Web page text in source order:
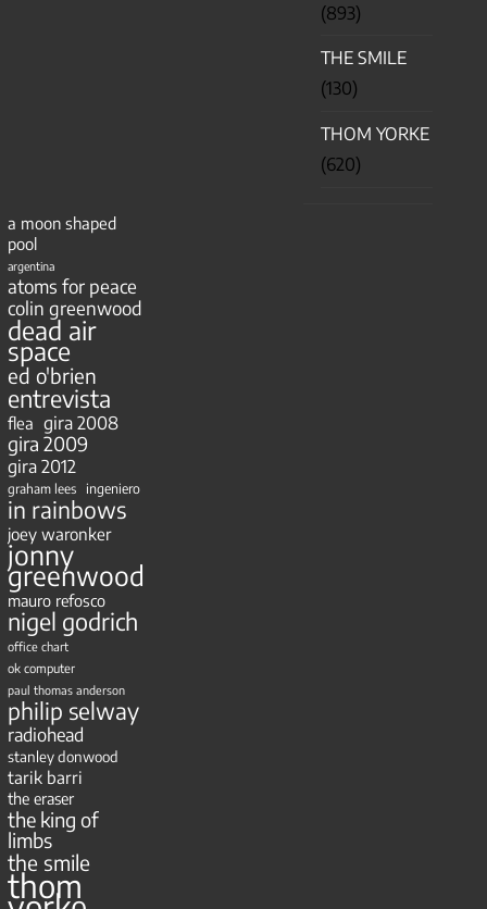
(893)
THE SMILE
(130)
THOM YORKE
(620)
a moon shaped
pool
argentina
atoms for peace
colin greenwood
dead air
space
ed o'brien
entrevista
flea gira 2008
gira 2009
gira 2012
graham lees ingeniero
in rainbows
joey waronker
jonny
greenwood
mauro refosco
nigel godrich
office chart
ok computer
paul thomas anderson
philip selway
radiohead
stanley donwood
tarik barri
the eraser
the king of
limbs
the smile
thom